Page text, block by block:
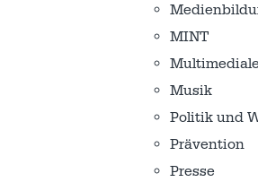
MINT
Musik
Politik und
Prävention
Presse